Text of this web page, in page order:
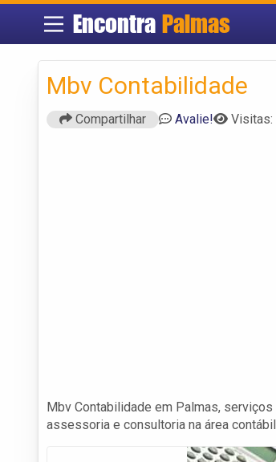
Encontra Palmas
Mbv Contabilidade
Compartilhar Avalie! Visitas:
Mbv Contabilidade em Palmas,
assessoria e consultoria na área